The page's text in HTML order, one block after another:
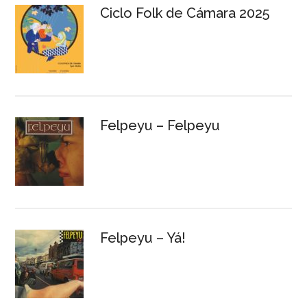
Ciclo Folk de Cámara 2025
Felpeyu – Felpeyu
Felpeyu – Yá!